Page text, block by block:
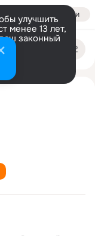
Войти
улучшить
менее 13 лет,
законный